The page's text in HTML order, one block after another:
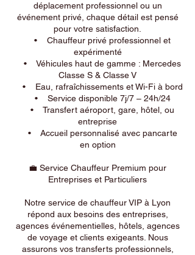
déplacement professionnel ou un
événement privé, chaque détail est pensé
pour votre satisfaction.
• Chauffeur privé professionnel et
expérimenté
• Véhicules haut de gamme : Mercedes
Classe S & Classe V
• Eau, rafraîchissements et Wi-Fi à bord
• Service disponible 7j/7 – 24h/24
• Transfert aéroport, gare, hôtel, ou
entreprise
• Accueil personnalisé avec pancarte
en option
💼 Service Chauffeur Premium pour
Entreprises et Particuliers
Notre service de chauffeur VIP à Lyon
répond aux besoins des entreprises,
agences événementielles, hôtels, agences
de voyage et clients exigeants. Nous
assurons vos transferts professionnels,